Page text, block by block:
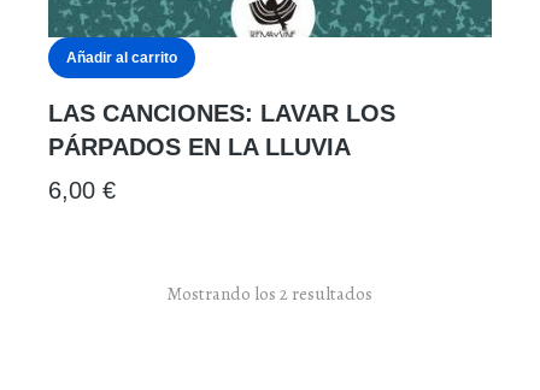
Añadir al carrito
LAS CANCIONES: LAVAR LOS
PÁRPADOS EN LA LLUVIA
6,00 €
Mostrando los 2 resultados